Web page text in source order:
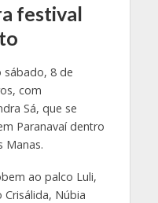
festival
sábado, 8 de
com
Sá, que se
Paranavaí dentro
Manas.
ao palco Luli,
Crisálida, Núbia